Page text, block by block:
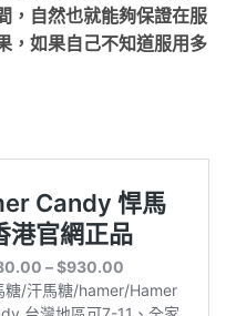
，自然也就能夠保證在服
，如果自己不知道服用多